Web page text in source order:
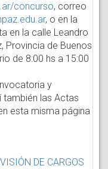
concurso, correo
, o en la
en la calle Leandro
Provincia de Buenos
de 8:00 hs a 15:00
y
las Actas
esta misma página
DE CARGOS